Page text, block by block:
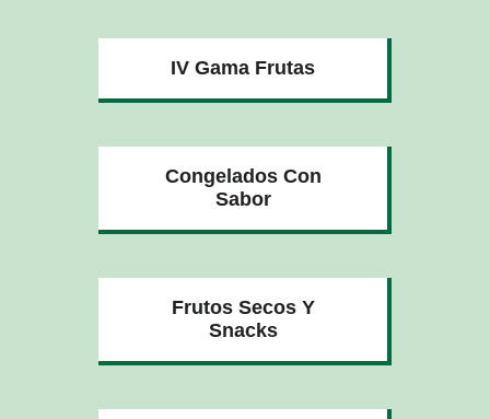
IV Gama Frutas
Congelados Con
Sabor
Frutos Secos Y
Snacks